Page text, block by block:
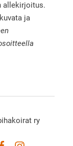
allekirjoitus.
ja
ry